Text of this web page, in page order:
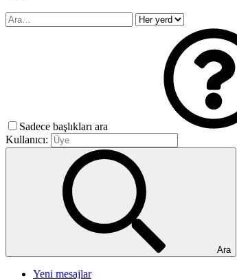
Sadece başlıkları ara
Kullanıcı:
Ara
Yeni mesajlar